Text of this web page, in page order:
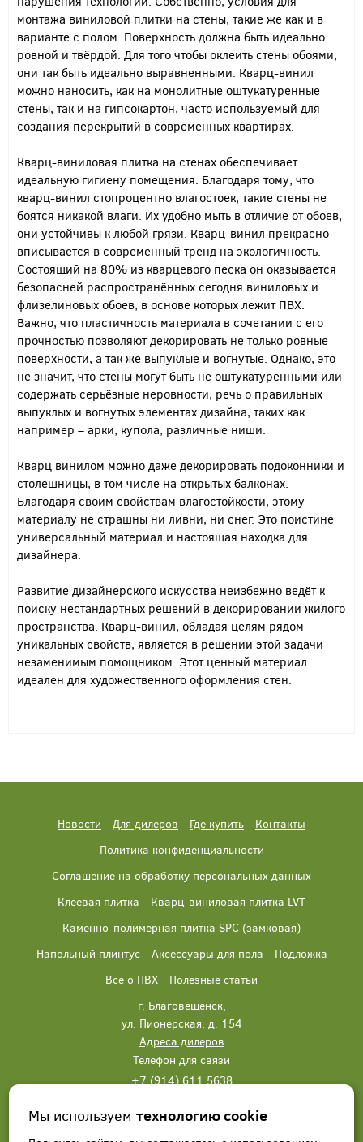
монтажа виниловой плитки на стены, такие же как и в
варианте с полом. Поверхность должна быть идеально
ровной и твёрдой. Для того чтобы оклеить стены обоями,
они так быть идеально выравненными. Кварц-винил
можно наносить, как на монолитные оштукатуренные
стены, так и на гипсокартон, часто используемый для
создания перекрытий в современных квартирах.
Кварц-виниловая плитка на стенах обеспечивает
идеальную гигиену помещения. Благодаря тому, что
кварц-винил стопроцентно влагостоек, такие стены не
боятся никакой влаги. Их удобно мыть в отличие от обоев,
они устойчивы к любой грязи. Кварц-винил прекрасно
вписывается в современный тренд на экологичность.
Состоящий на 80% из кварцевого песка он оказывается
безопасней распространённых сегодня виниловых и
флизелиновых обоев, в основе которых лежит ПВХ.
Важно, что пластичность материала в сочетании с его
прочностью позволяют декорировать не только ровные
поверхности, а так же выпуклые и вогнутые. Однако, это
не значит, что стены могут быть не оштукатуренными или
содержать серьёзные неровности, речь о правильных
выпуклых и вогнутых элементах дизайна, таких как
например – арки, купола, различные ниши.
Кварц винилом можно даже декорировать подоконники и
столешницы, в том числе на открытых балконах.
Благодаря своим свойствам влагостойкости, этому
материалу не страшны ни ливни, ни снег. Это поистине
универсальный материал и настоящая находка для
дизайнера.
Развитие дизайнерского искусства неизбежно ведёт к
поиску нестандартных решений в декорировании жилого
пространства. Кварц-винил, обладая целям рядом
уникальных свойств, является в решении этой задачи
незаменимым помощником. Этот ценный материал
идеален для художественного оформления стен.
Новости Для дилеров Где купить
Контакты
Политика конфиденциальности
Соглашение на обработку персональных данных
Клеевая плитка
Кварц-виниловая плитка LVT
Каменно-полимерная плитка SPC (замковая)
Напольный плинтус
Аксессуары для пола
Подложка
Все о ПВХ
Полезные статьи
г. Благовещенск,
ул. Пионерская, д. 154
Адреса дилеров
Телефон для связи
+7 (914) 611 5638
Написать нам Заказать звонок
Мы используемтехнологию cookie